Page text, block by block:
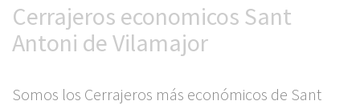
Cerrajeros economicos Sant
Antoni de Vilamajor
Somos los Cerrajeros más económicos de Sant